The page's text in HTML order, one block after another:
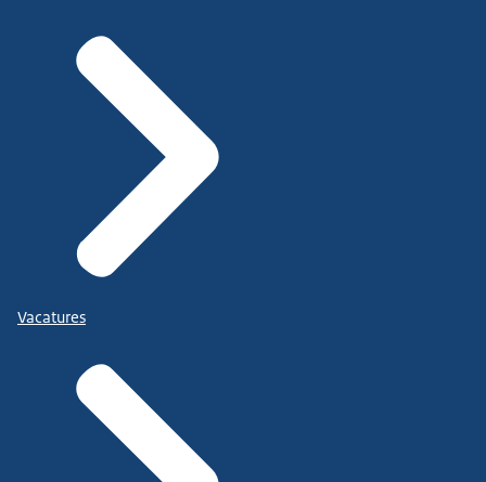
Vacatures